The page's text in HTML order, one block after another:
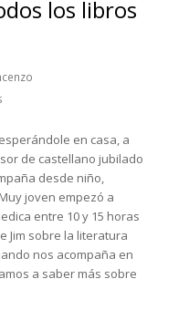
los libros
en casa, a
de castellano jubilado
desde niño,
joven empezó a
entre 10 y 15 horas
Jim sobre la literatura
nos acompaña en
a saber más sobre